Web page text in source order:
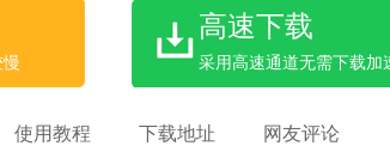
高速下载
采用高速通道无需下载加
使用教程 下载地址 网友评论